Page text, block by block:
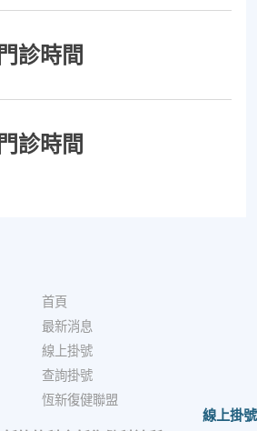
診時間
診時間
首頁
最新消息
線上掛號
查詢掛號
恆新復健聯盟
線上掛號